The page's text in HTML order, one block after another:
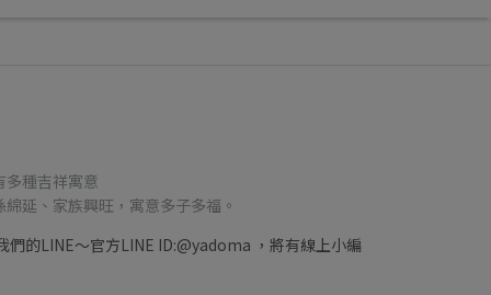
多種吉祥寓意
延、家族興旺，寓意多子多福。
們的LINE～官方LINE ID:@yadoma ，將有線上小編